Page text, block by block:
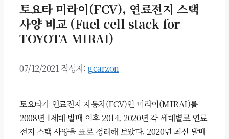
토요타 미라이(FCV), 연료전지 스택
사양 비교 (Fuel cell stack for
TOYOTA MIRAI)
07/12/2021 작성자: gcarzon
토요타가 연료전지 자동차(FCV)인 미라이(MIRAI)를
2008년 1세대 발매 이후 2014, 2020년 각 세대별로 연료
전지 스택 사양을 표로 정리해 보았다. 2020년 최신 발매